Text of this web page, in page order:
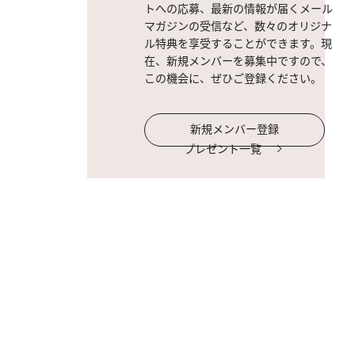
トへの応募、最新の情報が届くメール
マガジンの受信など、数々のオリジナ
ル特典を享受することができます。現
在、新規メンバーを募集中ですので、
この機会に、ぜひご登録ください。
新規メンバー登録
プレゼント一覧